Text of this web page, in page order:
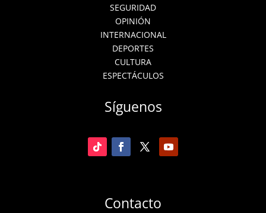
SEGURIDAD
OPINIÓN
INTERNACIONAL
DEPORTES
CULTURA
ESPECTÁCULOS
Síguenos
Contacto